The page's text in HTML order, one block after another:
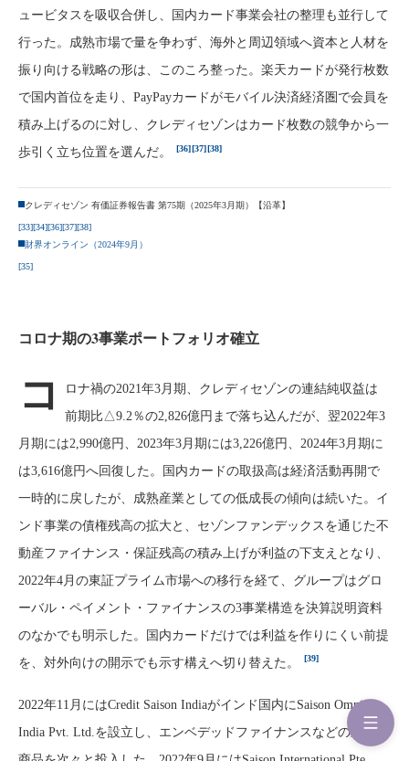
ュービタスを吸収合併し、国内カード事業会社の整理も並行して
行った。成熟市場で量を争わず、海外と周辺領域へ資本と人材を
振り向ける戦略の形は、このころ整った。楽天カードが発行枚数
で国内首位を走り、PayPayカードがモバイル決済経済圏で会員を
積み上げるのに対し、クレディセゾンはカード枚数の競争から一
歩引く立ち位置を選んだ。
[36][37][38]
クレディセゾン 有価証券報告書 第75期（2025年3月期）【沿革】
[33][34][36][37][38]
財界オンライン（2024年9月）
[35]
コロナ期の3事業ポートフォリオ確立
コ
ロナ禍の2021年3月期、クレディセゾンの連結純収益は
前期比△9.2％の2,826億円まで落ち込んだが、翌2022年3
月期には2,990億円、2023年3月期には3,226億円、2024年3月期に
は3,616億円へ回復した。国内カードの取扱高は経済活動再開で
一時的に戻したが、成熟産業としての低成長の傾向は続いた。イ
ンド事業の債権残高の拡大と、セゾンファンデックスを通じた不
動産ファイナンス・保証残高の積み上げが利益の下支えとなり、
2022年4月の東証プライム市場への移行を経て、グループはグロ
ーバル・ペイメント・ファイナンスの3事業構造を決算説明資料
のなかでも明示した。国内カードだけでは利益を作りにくい前提
を、対外向けの開示でも示す構えへ切り替えた。
[39]
2022年11月にはCredit Saison Indiaがインド国内にSaison Omni
India Pvt. Ltd.を設立し、エンベデッドファイナンスなどの新しい